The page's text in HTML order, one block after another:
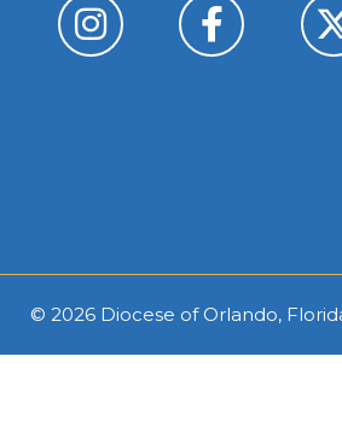
© 2026 Diocese of Orlando,